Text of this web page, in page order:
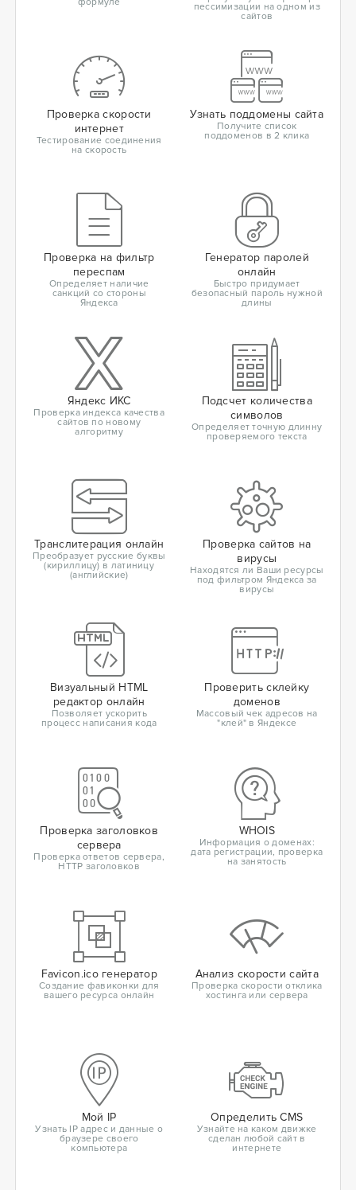
пессимизации на одном из
сайтов
Проверка скорости
интернет
Тестирование соединения
на скорость
Узнать поддомены сайта
Получите список
поддоменов в 2 клика
Проверка на фильтр
переспам
Определяет наличие
санкций со стороны
Яндекса
Генератор паролей
онлайн
Быстро придумает
безопасный пароль нужной
длины
Яндекс ИКС
Проверка индекса качества
сайтов по новому
алгоритму
Подсчет количества
символов
Определяет точную длинну
проверяемого текста
Транслитерация онлайн
Преобразует русские буквы
(кириллицу) в латиницу
(английские)
Проверка сайтов на
вирусы
Находятся ли Ваши ресурсы
под фильтром Яндекса за
вирусы
Визуальный HTML
редактор онлайн
Позволяет ускорить
процесс написания кода
Проверить склейку
доменов
Массовый чек адресов на
"клей" в Яндексе
Проверка заголовков
сервера
Проверка ответов сервера,
HTTP заголовков
WHOIS
Информация о доменах:
дата регистрации, проверка
на занятость
Favicon.ico генератор
Создание фавиконки для
вашего ресурса онлайн
Анализ скорости сайта
Проверка скорости отклика
хостинга или сервера
Мой IP
Узнать IP адрес и данные о
браузере своего
компьютера
Определить CMS
Узнайте на каком движке
сделан любой сайт в
интернете